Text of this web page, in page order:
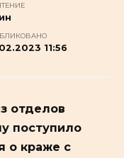
11:56
отделов
поступило
о краже с